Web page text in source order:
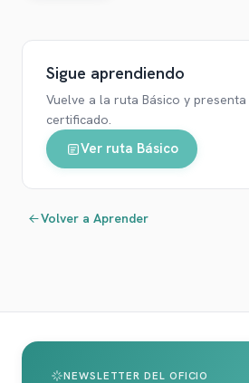
Sigue aprendiendo
Vuelve a la ruta Básico y
certificado.
Ver ruta Básico
Volver a Aprender
NEWSLETTER DEL OFICIO